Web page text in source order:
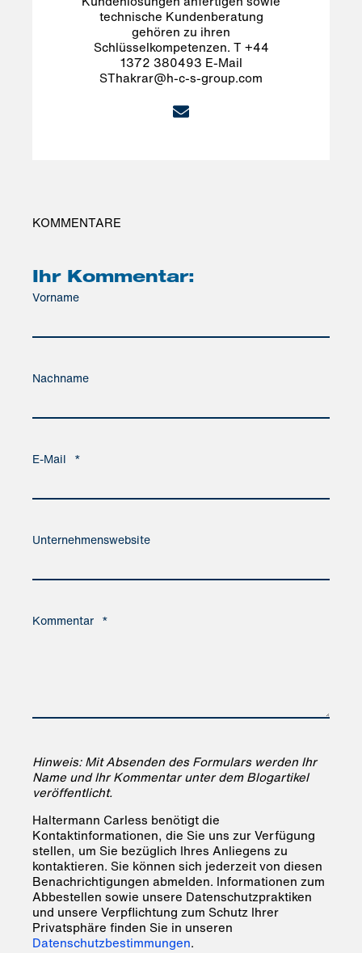
technische Kundenberatung
gehören zu ihren
Schlüsselkompetenzen. T +44
1372 380493 E-Mail
SThakrar@h-c-s-group.com
KOMMENTARE
Ihr Kommentar:
Vorname
Nachname
E-Mail *
Unternehmenswebsite
Kommentar *
Hinweis: Mit Absenden des Formulars werden Ihr
Name und Ihr Kommentar unter dem Blogartikel
veröffentlicht.
Haltermann Carless benötigt die
Kontaktinformationen, die Sie uns zur Verfügung
stellen, um Sie bezüglich Ihres Anliegens zu
kontaktieren. Sie können sich jederzeit von diesen
Benachrichtigungen abmelden. Informationen zum
Abbestellen sowie unsere Datenschutzpraktiken
und unsere Verpflichtung zum Schutz Ihrer
Privatsphäre finden Sie in unseren
Datenschutzbestimmungen.